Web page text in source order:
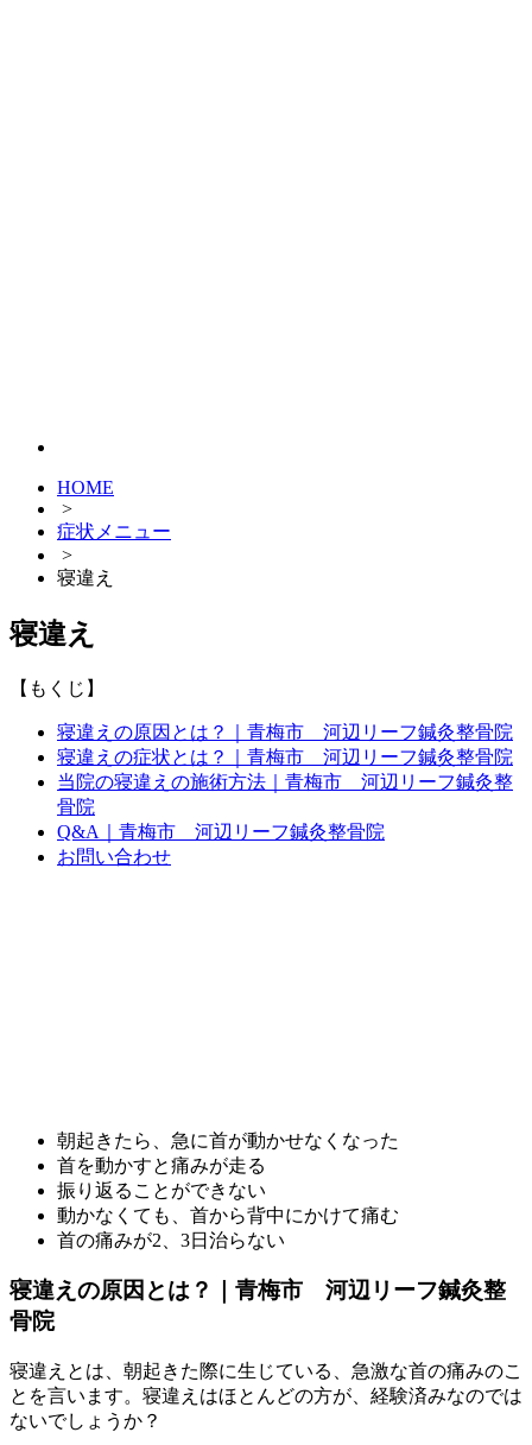
HOME
>
症状メニュー
>
寝違え
寝違え
【もくじ】
寝違えの原因とは？｜青梅市 河辺リーフ鍼灸整骨院
寝違えの症状とは？｜青梅市 河辺リーフ鍼灸整骨院
当院の寝違えの施術方法｜青梅市 河辺リーフ鍼灸整
骨院
Q&A｜青梅市 河辺リーフ鍼灸整骨院
お問い合わせ
朝起きたら、急に首が動かせなくなった
首を動かすと痛みが走る
振り返ることができない
動かなくても、首から背中にかけて痛む
首の痛みが2、3日治らない
寝違えの原因とは？｜青梅市 河辺リーフ鍼灸整
骨院
寝違えとは、朝起きた際に生じている、急激な首の痛みのこ
とを言います。寝違えはほとんどの方が、経験済みなのでは
ないでしょうか？